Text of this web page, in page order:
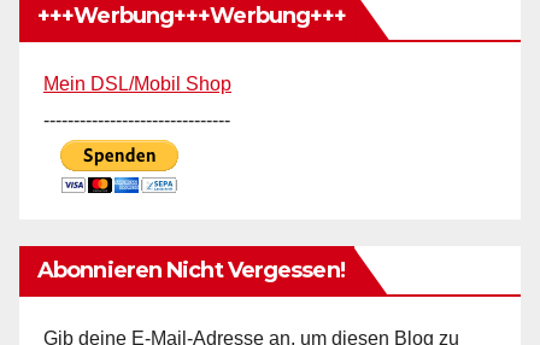
+++Werbung+++Werbung+++
Mein DSL/Mobil Shop
-------------------------------
Abonnieren Nicht Vergessen!
Gib deine E-Mail-Adresse an, um diesen Blog zu